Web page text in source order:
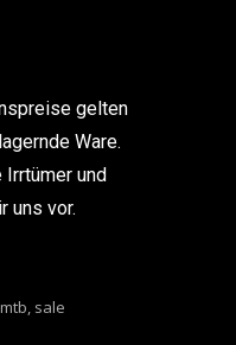
gelten
Ware.
und
uns vor.
mtb, sale